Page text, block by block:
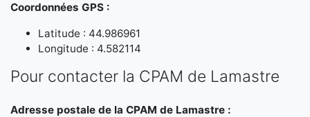
Coordonnées GPS :
Latitude : 44.986961
Longitude : 4.582114
Pour contacter la CPAM de Lamastre
Adresse postale de la CPAM de Lamastre :